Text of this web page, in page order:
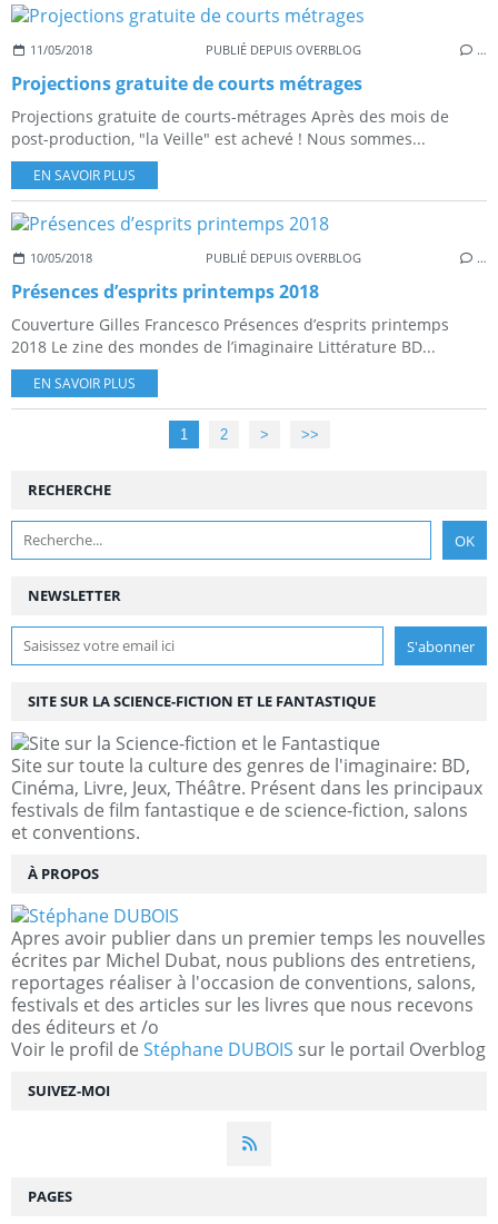
11/05/2018 PUBLIÉ DEPUIS OVERBLOG …
Projections gratuite de courts métrages
Projections gratuite de courts-métrages Après des mois de
post-production, "la Veille" est achevé ! Nous sommes...
EN SAVOIR PLUS
10/05/2018 PUBLIÉ DEPUIS OVERBLOG …
Présences d’esprits printemps 2018
Couverture Gilles Francesco Présences d’esprits printemps
2018 Le zine des mondes de l’imaginaire Littérature BD...
EN SAVOIR PLUS
1 2 > >>
NEWSLETTER
SUIVEZ-MOI
RECHERCHE
SITE SUR LA SCIENCE-FICTION ET LE FANTASTIQUE
Site sur toute la culture des genres de l'imaginaire: BD,
Cinéma, Livre, Jeux, Théâtre. Présent dans les principaux
festivals de film fantastique e de science-fiction, salons
et conventions.
À PROPOS
Apres avoir publier dans un premier temps les nouvelles
écrites par Michel Dubat, nous publions des entretiens,
reportages réaliser à l'occasion de conventions, salons,
festivals et des articles sur les livres que nous recevons
des éditeurs et /o
Voir le profil de Stéphane DUBOIS sur le portail Overblog
PAGES